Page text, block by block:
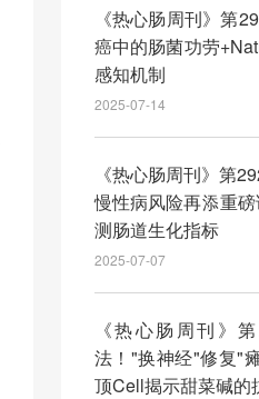
《热心肠周刊》第
癌中的肠菌功劳
感知机制
2025-07-14
《热心肠周刊》第
慢性病风险再添重
测肠道生化指标
2025-07-07
《热心肠周刊》
法！"换神经"修复"
顶Cell揭示甜菜碱的